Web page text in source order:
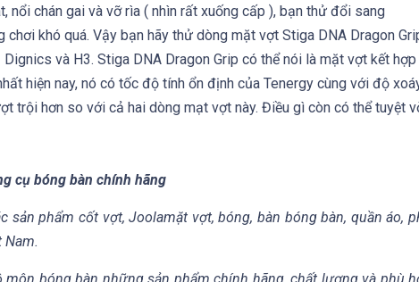
nổi chán gai và vỡ rìa ( nhìn rất xuống cấp ), bạn thử đổi sang
khó quá. Vậy bạn hãy thử dòng mặt vợt Stiga DNA Dragon
và H3. Stiga DNA Dragon Grip có thể nói là mặt vợt kết hợp
hiện nay, nó có tốc độ tính ổn định của Tenergy cùng với độ
trội hơn so với cả hai dòng mạt vợt này. Điều gì còn có thể tuyệt
cụ bóng bàn chính hãng
sản phẩm cốt vợt, Joolamặt vợt, bóng, bàn bóng bàn, quần áo,
Nam.